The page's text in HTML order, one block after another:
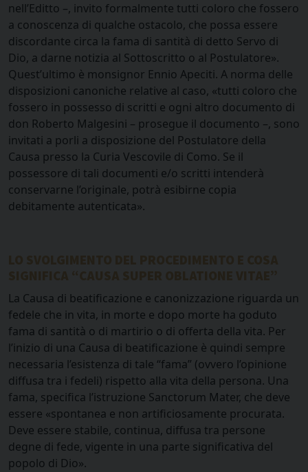
nell’Editto –, invito formalmente tutti coloro che fossero
a conoscenza di qualche ostacolo, che possa essere
discordante circa la fama di santità di detto Servo di
Dio, a darne notizia al Sottoscritto o al Postulatore».
Quest’ultimo è monsignor Ennio Apeciti. A norma delle
disposizioni canoniche relative al caso, «tutti coloro che
fossero in possesso di scritti e ogni altro documento di
don Roberto Malgesini – prosegue il documento –, sono
invitati a porli a disposizione del Postulatore della
Causa presso la Curia Vescovile di Como. Se il
possessore di tali documenti e/o scritti intenderà
conservarne l’originale, potrà esibirne copia
debitamente autenticata».
La Causa di beatificazione e canonizzazione riguarda un
fedele che in vita, in morte e dopo morte ha goduto
fama di santità o di martirio o di offerta della vita. Per
l’inizio di una Causa di beatificazione è quindi sempre
necessaria l’esistenza di tale “fama” (ovvero l’opinione
diffusa tra i fedeli) rispetto alla vita della persona. Una
fama, specifica l’istruzione Sanctorum Mater, che deve
essere «spontanea e non artificiosamente procurata.
Deve essere stabile, continua, diffusa tra persone
degne di fede, vigente in una parte significativa del
popolo di Dio».